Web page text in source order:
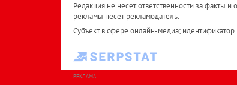
Редакция не несет ответственности за факты
рекламы несет рекламодатель.
Субъект в сфере онлайн-медиа;
РЕКЛАМА